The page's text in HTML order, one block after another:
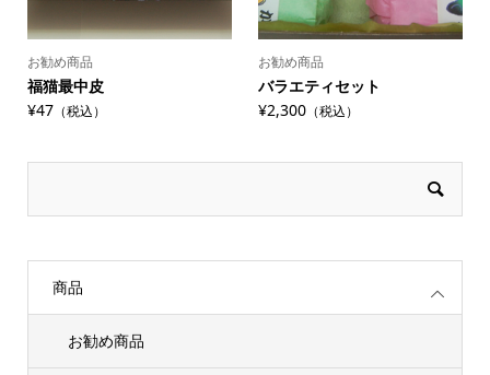
お勧め商品
福猫最中皮
¥47（税込）
お勧め商品
バラエティセット
¥2,300 （税込）
商品
お勧め商品